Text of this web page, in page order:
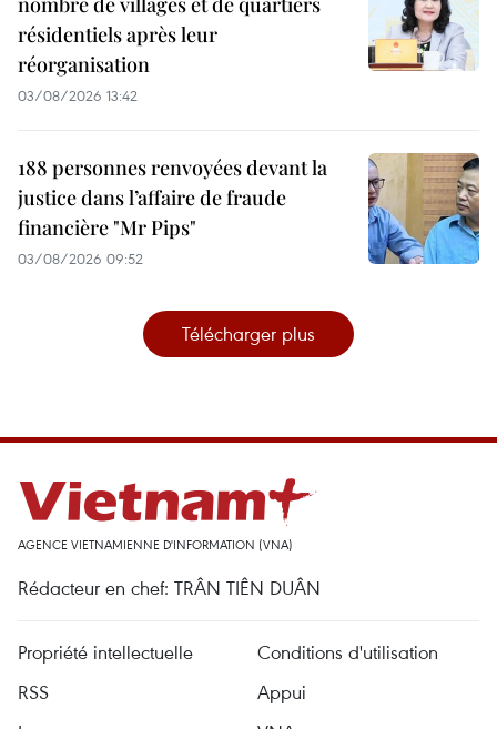
résidentiels après leur
réorganisation
03/08/2026 13:42
188 personnes renvoyées devant la
justice dans l’affaire de fraude
financière "Mr Pips"
03/08/2026 09:52
Télécharger plus
AGENCE VIETNAMIENNE D'INFORMATION (VNA)
Rédacteur en chef: TRÂN TIÊN DUÂN
Propriété intellectuelle
Conditions d'utilisation
RSS
Appui